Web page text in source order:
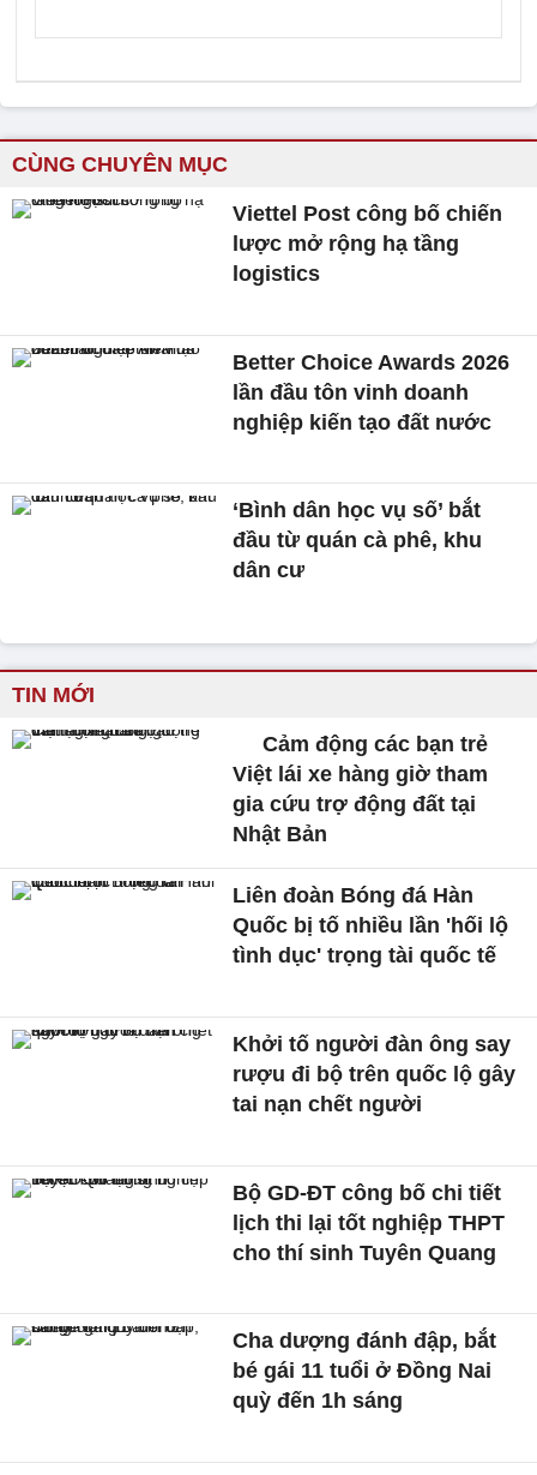
CÙNG CHUYÊN MỤC
Viettel Post công bố chiến
lược mở rộng hạ tầng
logistics
Better Choice Awards 2026
lần đầu tôn vinh doanh
nghiệp kiến tạo đất nước
‘Bình dân học vụ số’ bắt
đầu từ quán cà phê, khu
dân cư
TIN MỚI
Cảm động các bạn trẻ
Việt lái xe hàng giờ tham
gia cứu trợ động đất tại
Nhật Bản
Liên đoàn Bóng đá Hàn
Quốc bị tố nhiều lần 'hối lộ
tình dục' trọng tài quốc tế
Khởi tố người đàn ông say
rượu đi bộ trên quốc lộ gây
tai nạn chết người
Bộ GD-ĐT công bố chi tiết
lịch thi lại tốt nghiệp THPT
cho thí sinh Tuyên Quang
Cha dượng đánh đập, bắt
bé gái 11 tuổi ở Đồng Nai
quỳ đến 1h sáng